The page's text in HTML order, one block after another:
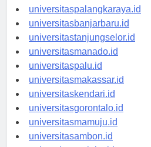
universitaspontianak.id
universitaspalangkaraya.id
universitasbanjarbaru.id
universitastanjungselor.id
universitasmanado.id
universitaspalu.id
universitasmakassar.id
universitaskendari.id
universitasgorontalo.id
universitasmamuju.id